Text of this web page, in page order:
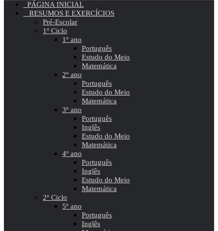
PÁGINA INICIAL
RESUMOS E EXERCÍCIOS
Pré-Escolar
1º Ciclo
1º ano
Português
Estudo do Meio
Matemática
2º ano
Português
Estudo do Meio
Matemática
3º ano
Português
Inglês
Estudo do Meio
Matemática
4º ano
Português
Inglês
Estudo do Meio
Matemática
2º Ciclo
5º ano
Português
Inglês